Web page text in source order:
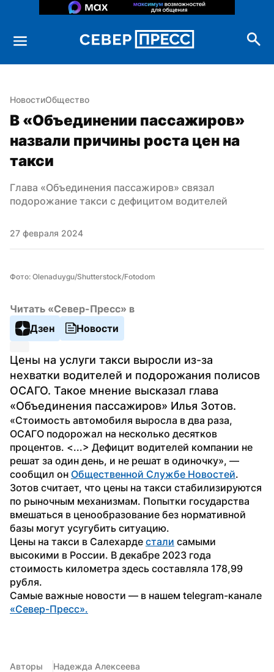
НовостиОбщество
В «Объединении пассажиров»
назвали причины роста цен на
такси
Глава «Объединения пассажиров» связал
подорожание такси с дефицитом водителей
27 февраля 2024
Фото: Olenaduygu/Shutterstock/Fotodom
Читать «Север-Пресс» в
Дзен
Новости
Цены на услуги такси выросли из-за
нехватки водителей и подорожания полисов
ОСАГО. Такое мнение высказал глава
«Объединения пассажиров» Илья Зотов.
«Стоимость автомобиля выросла в два раза,
ОСАГО подорожал на несколько десятков
процентов. <...> Дефицит водителей компании не
решат за один день, и не решат в одиночку», —
сообщил он Общественной Службе Новостей.
Зотов считает, что цены на такси стабилизируются
по рыночным механизмам. Попытки государства
вмешаться в ценообразование без нормативной
базы могут усугубить ситуацию.
Цены на такси в Салехарде стали самыми
высокими в России. В декабре 2023 года
стоимость километра здесь составляла 178,99
рубля.
«Север-Пресс».
Авторы Надежда Алексеева